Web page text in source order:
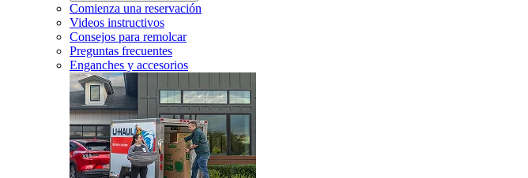
Comienza una reservación
Videos instructivos
Consejos para remolcar
Preguntas frecuentes
Enganches y accesorios